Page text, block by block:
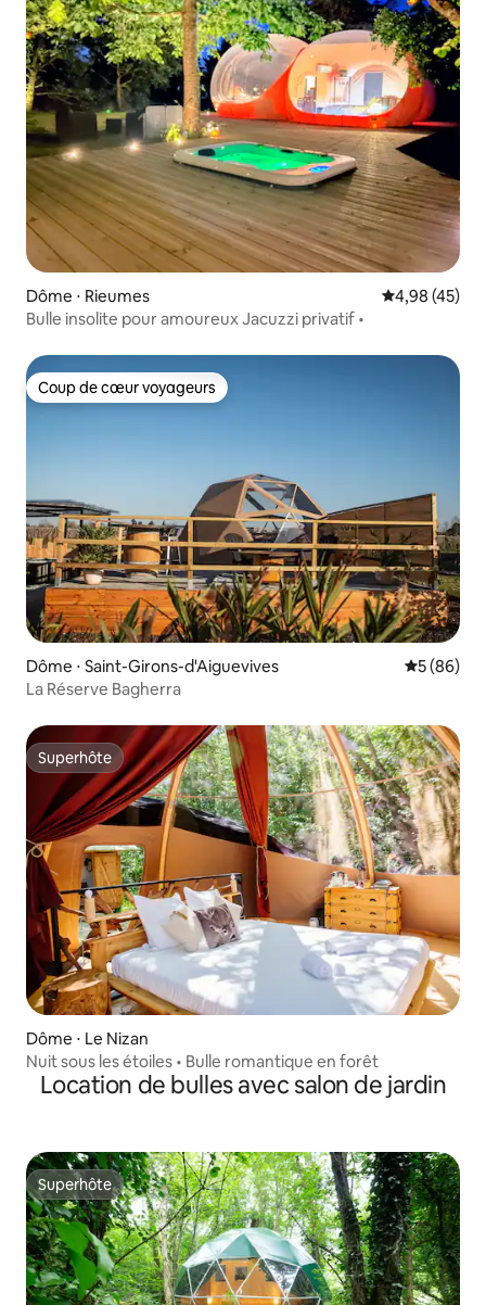
Dôme ⋅ Rieumes Évaluation
4,98 (45)
Bulle insolite pour amoureux Jacuzzi privatif •
Coup de cœur voyageurs
Coup de cœur voyageurs
Dôme ⋅ Saint-Girons-d'Aiguevives
5 (86)
La Réserve Bagherra
Superhôte
Superhôte
Dôme ⋅ Le Nizan
Nuit sous les étoiles • Bulle romantique en forêt
Location de bulles avec salon de jardin
Superhôte
Superhôte